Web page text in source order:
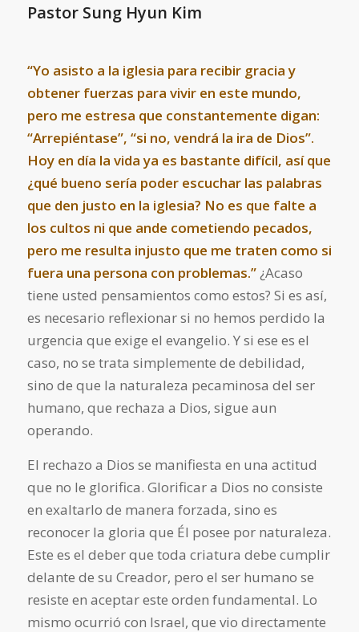
Pastor Sung Hyun Kim
“Yo asisto a la iglesia para recibir gracia y
obtener fuerzas para vivir en este mundo,
pero me estresa que constantemente digan:
“Arrepiéntase”, “si no, vendrá la ira de Dios”.
Hoy en día la vida ya es bastante difícil, así que
¿qué bueno sería poder escuchar las palabras
que den justo en la iglesia? No es que falte a
los cultos ni que ande cometiendo pecados,
pero me resulta injusto que me traten como si
fuera una persona con problemas.”¿Acaso
tiene usted pensamientos como estos? Si es así,
es necesario reflexionar si no hemos perdido la
urgencia que exige el evangelio. Y si ese es el
caso, no se trata simplemente de debilidad,
sino de que la naturaleza pecaminosa del ser
humano, que rechaza a Dios, sigue aun
operando.
El rechazo a Dios se manifiesta en una actitud
que no le glorifica. Glorificar a Dios no consiste
en exaltarlo de manera forzada, sino es
reconocer la gloria que Él posee por naturaleza.
Este es el deber que toda criatura debe cumplir
delante de su Creador, pero el ser humano se
resiste en aceptar este orden fundamental. Lo
mismo ocurrió con Israel, que vio directamente